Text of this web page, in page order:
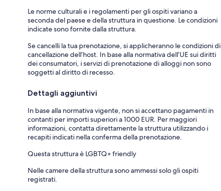
Le norme culturali e i regolamenti per gli ospiti variano a
seconda del paese e della struttura in questione. Le condizioni
indicate sono fornite dalla struttura.
Se cancelli la tua prenotazione, si applicheranno le condizioni di
cancellazione dell’host. In base alla normativa dell’UE sui diritti
dei consumatori, i servizi di prenotazione di alloggi non sono
soggetti al diritto di recesso.
Dettagli aggiuntivi
In base alla normativa vigente, non si accettano pagamenti in
contanti per importi superiori a 1000 EUR. Per maggiori
informazioni, contatta direttamente la struttura utilizzando i
recapiti indicati nella conferma della prenotazione.
Questa struttura è LGBTQ+ friendly
Nelle camere della struttura sono ammessi solo gli ospiti
registrati.